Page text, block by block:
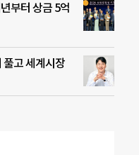
부터 상금 5억
풀고 세계시장